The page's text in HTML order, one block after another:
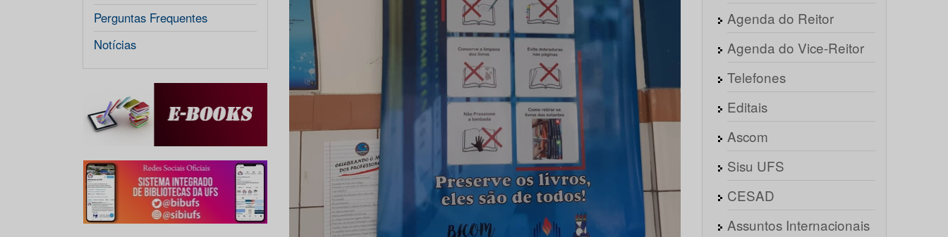
Perguntas Frequentes
Notícias
Agenda do Reitor
Agenda do Vice-Reitor
Telefones
Editais
Ascom
Sisu UFS
CESAD
Assuntos Internacionais